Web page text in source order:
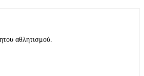
αθλητισμού.